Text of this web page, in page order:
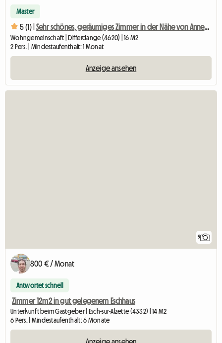
Master
5 (1) | Sehr schönes, geräumiges Zimmer in der Nähe von Annehmlichkeiten zu vermieten
Wohngemeinschaft | Differdange (4620) | 16 M2
2 Pers. | Mindestaufenthalt: 1 Monat
Anzeige ansehen
9
800 € / Monat
Antwortet schnell
Zimmer 12m2 in gut gelegenem Eschhaus
Unterkunft beim Gastgeber | Esch-sur-Alzette (4332) | 14 M2
6 Pers. | Mindestaufenthalt: 6 Monate
Anzeige ansehen